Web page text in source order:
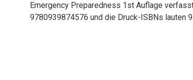
Emergency Preparedness 1st Auflage
9780939874576 und die Druck-ISBNs lauten